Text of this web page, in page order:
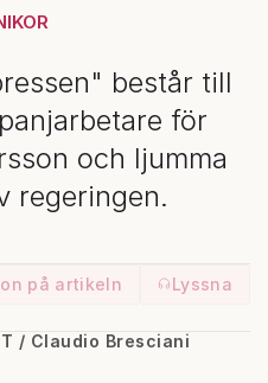
består till
för
och ljumma
regeringen.
på artikeln Lyssna
/ Claudio Bresciani